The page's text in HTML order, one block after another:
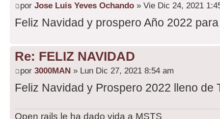
por Jose Luis Yeves Ochando » Vie Dic 24, 2021
Feliz Navidad y prospero Año 2022
Re: FELIZ NAVIDAD
por 3000MAN » Lun Dic 27, 2021 8:54 am
Feliz Navidad y Prospero 2022 lleno de
Open rails le ha dado vida a MSTS